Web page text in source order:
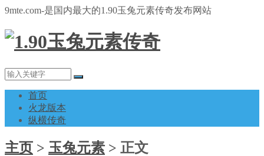
9mte.com-是国内最大的1.90玉兔元素传奇发布网站
首页
火龙版本
纵横传奇
主页 > 玉兔元素 > 正文